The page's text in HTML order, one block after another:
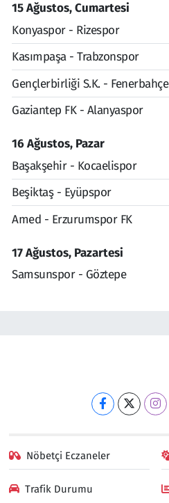
15 Ağustos, Cumartesi
Konyaspor - Rizespor
Kasımpaşa - Trabzonspor
Gençlerbirliği S.K. - Fenerbahçe
Gaziantep FK - Alanyaspor
16 Ağustos, Pazar
Başakşehir - Kocaelispor
Beşiktaş - Eyüpspor
Amed - Erzurumspor FK
17 Ağustos, Pazartesi
Samsunspor - Göztepe
Nöbetçi Eczaneler
Trafik Durumu